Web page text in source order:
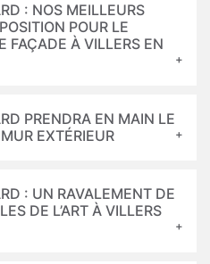
: NOS MEILLEURS
POUR LE
FAÇADE À VILLERS EN
PRENDRA EN MAIN LE
EXTÉRIEUR
: UN RAVALEMENT DE
DE L’ART À VILLERS